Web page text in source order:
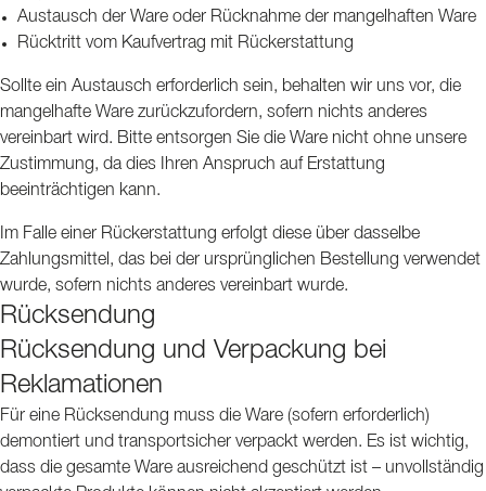
Austausch der Ware oder Rücknahme der mangelhaften Ware
Rücktritt vom Kaufvertrag mit Rückerstattung
Sollte ein Austausch erforderlich sein, behalten wir uns vor, die
mangelhafte Ware zurückzufordern, sofern nichts anderes
vereinbart wird. Bitte entsorgen Sie die Ware nicht ohne unsere
Zustimmung, da dies Ihren Anspruch auf Erstattung
beeinträchtigen kann.
Im Falle einer Rückerstattung erfolgt diese über dasselbe
Zahlungsmittel, das bei der ursprünglichen Bestellung verwendet
wurde, sofern nichts anderes vereinbart wurde.
Rücksendung
Rücksendung und Verpackung bei
Reklamationen
Für eine Rücksendung muss die Ware (sofern erforderlich)
demontiert und transportsicher verpackt werden. Es ist wichtig,
dass die gesamte Ware ausreichend geschützt ist – unvollständig